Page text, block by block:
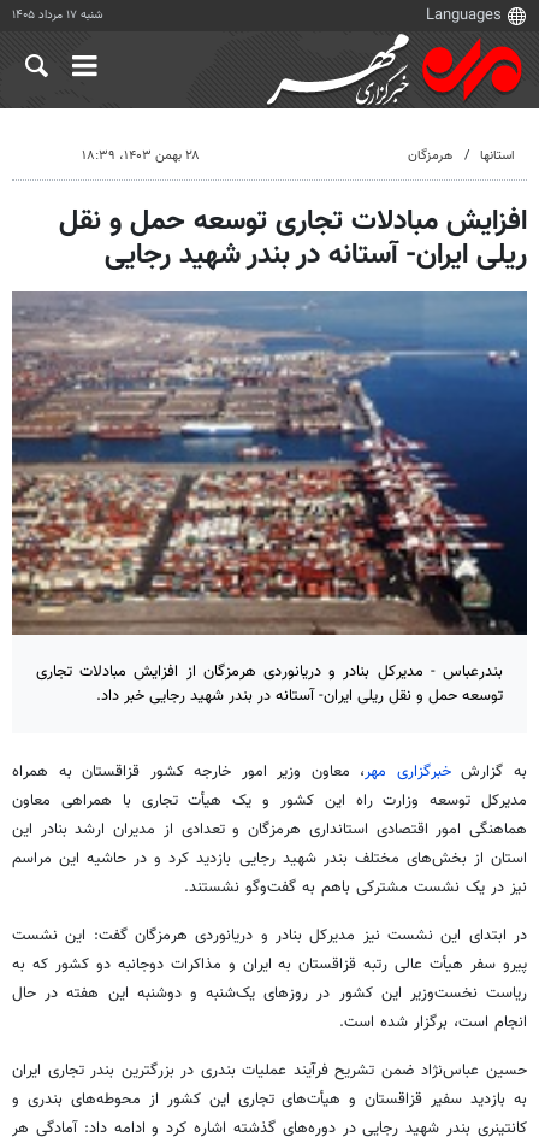
شنبه ۱۷ مرداد ۱۴۰۵
استانها هرمزگان ۲۸ بهمن ۱۴۰۳، ۱۸:۳۹
افزایش مبادلات تجاری توسعه حمل و نقل
ریلی ایران- آستانه در بندر شهید رجایی
بندرعباس - مدیرکل بنادر و دریانوردی هرمزگان از افزایش مبادلات تجاری
توسعه حمل و نقل ریلی ایران- آستانه در بندر شهید رجایی خبر داد.
به گزارشخبرگزاری مهر، معاون وزیر امور خارجه کشور قزاقستان به همراه
مدیرکل توسعه وزارت راه این کشور و یک هیأت تجاری با همراهی معاون
هماهنگی امور اقتصادی استانداری هرمزگان و تعدادی از مدیران ارشد بنادر این
استان از بخش‌های مختلف بندر شهید رجایی بازدید کرد و در حاشیه این مراسم
نیز در یک نشست مشترکی باهم به گفت‌وگو نشستند.
در ابتدای این نشست نیز مدیرکل بنادر و دریانوردی هرمزگان گفت: این نشست
پیرو سفر هیأت عالی رتبه قزاقستان به ایران و مذاکرات دوجانبه دو کشور که به
ریاست نخست‌وزیر این کشور در روزهای یک‌شنبه و دوشنبه این هفته در حال
انجام است، برگزار شده است.
حسین عباس‌نژاد ضمن تشریح فرآیند عملیات بندری در بزرگترین بندر تجاری ایران
به بازدید سفیر قزاقستان و هیأت‌های تجاری این کشور از محوطه‌های بندری و
کانتینری بندر شهید رجایی در دوره‌های گذشته اشاره کرد و ادامه داد: آمادگی هر